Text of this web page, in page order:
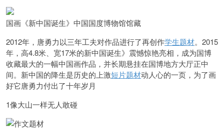
国画《新中国诞生》中国国度博物馆馆藏
2012年，唐勇力以三年工夫对作品进行了再创作学生题材。2015
年， 高4.8米、宽17米的新中国诞生》震憾惊艳亮相，成为国博
收藏最大的一幅中国画作品，并长期悬挂在国博地方大厅正中
间。新中国的降生是历史的上激短片题材动人心的一页， 为了画
好它唐勇力付出了十年岁月
1像大山一样无人敢碰